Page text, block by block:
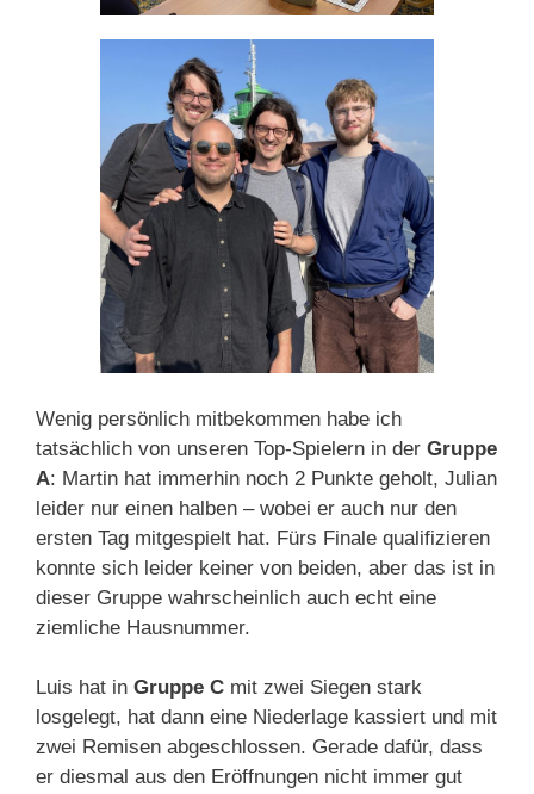
Wenig persönlich mitbekommen habe ich
tatsächlich von unseren Top-Spielern in der Gruppe
A: Martin hat immerhin noch 2 Punkte geholt, Julian
leider nur einen halben – wobei er auch nur den
ersten Tag mitgespielt hat. Fürs Finale qualifizieren
konnte sich leider keiner von beiden, aber das ist in
dieser Gruppe wahrscheinlich auch echt eine
ziemliche Hausnummer.
Luis hat in Gruppe C mit zwei Siegen stark
losgelegt, hat dann eine Niederlage kassiert und mit
zwei Remisen abgeschlossen. Gerade dafür, dass
er diesmal aus den Eröffnungen nicht immer gut